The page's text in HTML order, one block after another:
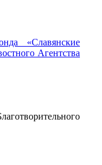
«Славянские
Агентства